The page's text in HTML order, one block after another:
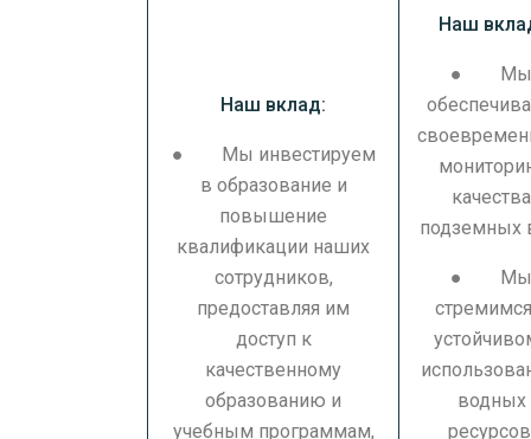
Наш вклад:
● Мы инвестируем
в образование и
повышение
квалификации наших
сотрудников,
предоставляя им
доступ к
качественному
образованию и
учебным программам,
Наш
●
качества
подземных
●
водных